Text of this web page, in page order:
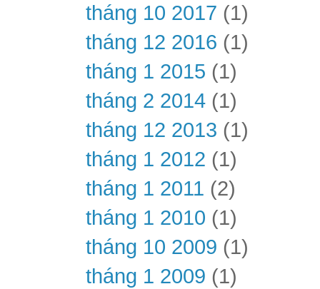
tháng 10 2017 (1)
tháng 12 2016 (1)
tháng 1 2015 (1)
tháng 2 2014 (1)
tháng 12 2013 (1)
tháng 1 2012 (1)
tháng 1 2011 (2)
tháng 1 2010 (1)
tháng 10 2009 (1)
tháng 1 2009 (1)